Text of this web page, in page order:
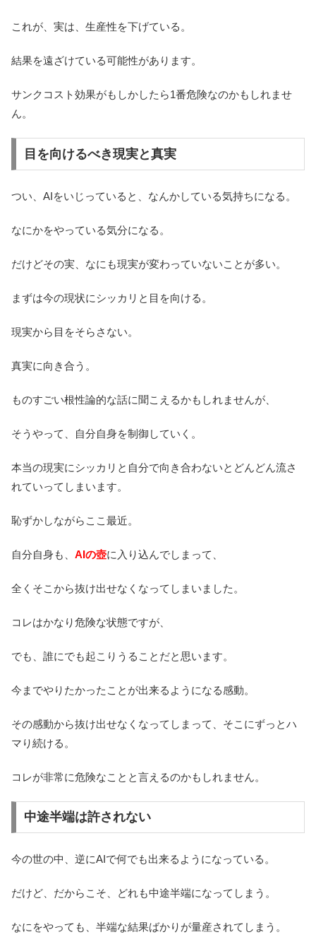
これが、実は、生産性を下げている。
結果を遠ざけている可能性があります。
サンクコスト効果がもしかしたら1番危険なのかもしれませ
ん。
目を向けるべき現実と真実
つい、AIをいじっていると、なんかしている気持ちになる。
なにかをやっている気分になる。
だけどその実、なにも現実が変わっていないことが多い。
まずは今の現状にシッカリと目を向ける。
現実から目をそらさない。
真実に向き合う。
ものすごい根性論的な話に聞こえるかもしれませんが、
そうやって、自分自身を制御していく。
本当の現実にシッカリと自分で向き合わないとどんどん流さ
れていってしまいます。
恥ずかしながらここ最近。
自分自身も、 AIの壺に入り込んでしまって、
全くそこから抜け出せなくなってしまいました。
コレはかなり危険な状態ですが、
でも、誰にでも起こりうることだと思います。
今までやりたかったことが出来るようになる感動。
その感動から抜け出せなくなってしまって、そこにずっとハ
マり続ける。
コレが非常に危険なことと言えるのかもしれません。
中途半端は許されない
今の世の中、逆にAIで何でも出来るようになっている。
だけど、だからこそ、どれも中途半端になってしまう。
なにをやっても、半端な結果ばかりが量産されてしまう。